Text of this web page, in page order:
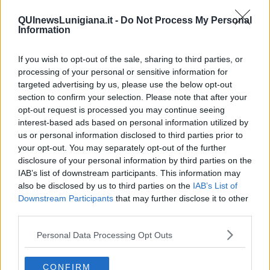
QUInewsLunigiana.it - Do Not Process My Personal
Information
If you wish to opt-out of the sale, sharing to third parties, or
processing of your personal or sensitive information for
targeted advertising by us, please use the below opt-out
section to confirm your selection. Please note that after your
opt-out request is processed you may continue seeing
interest-based ads based on personal information utilized by
us or personal information disclosed to third parties prior to
your opt-out. You may separately opt-out of the further
disclosure of your personal information by third parties on the
IAB’s list of downstream participants. This information may
also be disclosed by us to third parties on the IAB’s List of
Downstream Participants that may further disclose it to other
Personal Data Processing Opt Outs
CONFIRM
Perché la Nazionale, che alla fin fine non è altro che un grande
magazzino pieno di oggetti molto simili tra di loro, se sarà affidata
limitati e ben definiti, ovvero: ricevere libri e riviste, catalogarli
celermente, facilitarne prestito e consultazione.Tutto qui.
3) Naturalmente una scelta di questo tipo solleverebbe un bel po' di
polemiche. Ma per cambiare la macchina statale prima di tutto
occorre forza politica (cioè capacità di cambiare e resistere alle
polemiche dei conservatori). E presto vedremo se questo governo
ne ha e se saprà mettere in campo atti innovativi (modello
Marchionneper intenderci). Sui musei statali si sta muovendo.
L'auspicio è che si passi anche alle biblioteche. Se questo accadrà,
l'altra cosa importante è che le imprese culturali accettino la sfida,
perché spesso anche i privati preferiscono misurarsi con appalti
facili, dove si gioca sui ribassi e sulle buone relazioni tra imprese,
più che sulle capacità organizzative e sull'innovazione dei servizi,
che sono conquiste difficili e faticose da ottenere. Perché,
diciamocelo, spendere meno e far funzionare meglio un servizio,
equivale a far schizzare in alto la produttività del lavoro, ovvero far
realizzarlo.